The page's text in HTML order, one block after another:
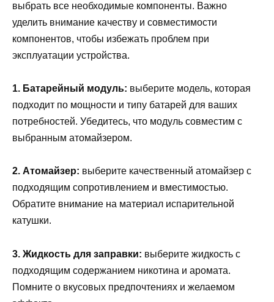
выбрать все необходимые компоненты. Важно
уделить внимание качеству и совместимости
компонентов, чтобы избежать проблем при
эксплуатации устройства.
1. Батарейный модуль: выберите модель, которая
подходит по мощности и типу батарей для ваших
потребностей. Убедитесь, что модуль совместим с
выбранным атомайзером.
2. Атомайзер: выберите качественный атомайзер с
подходящим сопротивлением и вместимостью.
Обратите внимание на материал испарительной
катушки.
3. Жидкость для заправки: выберите жидкость с
подходящим содержанием никотина и аромата.
Помните о вкусовых предпочтениях и желаемом